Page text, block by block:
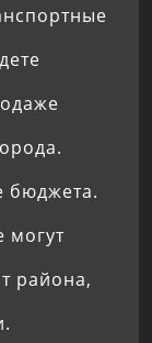
бюджета.
могут
района,